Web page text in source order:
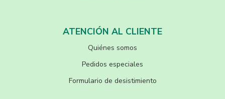
ATENCIÓN AL CLIENTE
Quiénes somos
Pedidos especiales
Formulario de desistimiento